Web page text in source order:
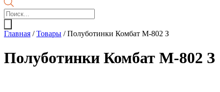
Поиск
товаров
Главная / Товары / Полуботинки Комбат М-802 З
Полуботинки Комбат М-802 З